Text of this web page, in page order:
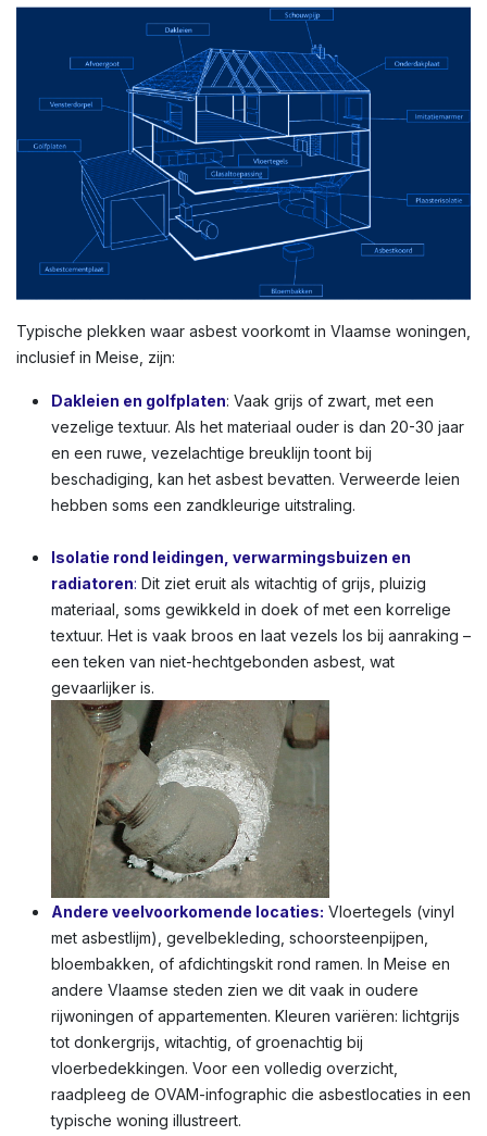
Typische plekken waar asbest voorkomt in Vlaamse woningen,
inclusief in Meise, zijn:
Dakleien en golfplaten: Vaak grijs of zwart, met een
vezelige textuur. Als het materiaal ouder is dan 20-30 jaar
en een ruwe, vezelachtige breuklijn toont bij
beschadiging, kan het asbest bevatten. Verweerde leien
hebben soms een zandkleurige uitstraling.
Isolatie rond leidingen, verwarmingsbuizen en
radiatoren: Dit ziet eruit als witachtig of grijs, pluizig
materiaal, soms gewikkeld in doek of met een korrelige
textuur. Het is vaak broos en laat vezels los bij aanraking –
een teken van niet-hechtgebonden asbest, wat
gevaarlijker is.
Andere veelvoorkomende locaties:
Vloertegels (vinyl
met asbestlijm), gevelbekleding, schoorsteenpijpen,